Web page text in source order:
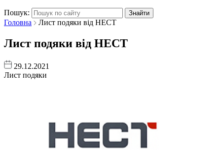
Пошук:
Головна
Лист подяки від НЕСТ
Лист подяки від НЕСТ
29.12.2021
Лист подяки